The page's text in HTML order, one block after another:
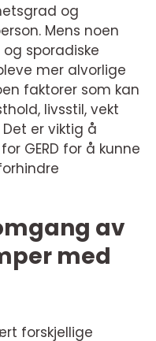
og
Mens noen
sporadiske
mer alvorlige
faktorer som kan
livsstil, vekt
er viktig å
GERD for å kunne
av
med
forskjellige